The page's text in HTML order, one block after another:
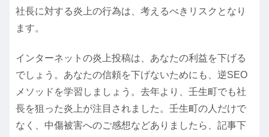
社長に対する炎上の行為は、考えるべきリスクとなり
ます。
インターネットの炎上投稿は、あなたの利益を下げる
でしょう。あなたの信頼を下げないためにも、逆SEO
メソッドを学習しましょう。去年より、壬生町でも社
長を狙った炎上が注目されました。壬生町の人だけで
なく、中傷被害へのご感想などありましたら、記事下